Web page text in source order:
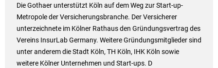
Die Gothaer unterstützt Köln auf dem Weg zur Start-up-
Metropole der Versicherungsbranche. Der Versicherer
unterzeichnete im Kölner Rathaus den Gründungsvertrag des
Vereins InsurLab Germany. Weitere Gründungsmitglieder sind
unter anderem die Stadt Köln, TH Köln, IHK Köln sowie
weitere Kölner Unternehmen und Start-ups. D